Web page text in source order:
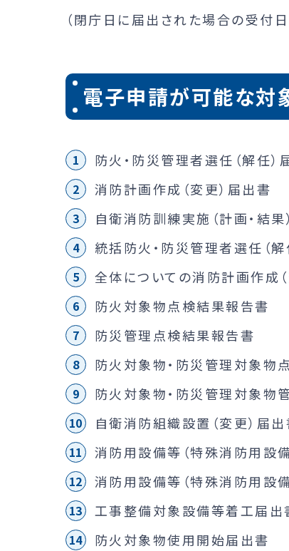
（閉庁日に届出された場合の受付
電子申請が可能な対
防火・防災管理者選任（解任）
消防計画作成（変更）届出書
自衛消防訓練実施（計画・結果
統括防火・防災管理者選任（解
全体についての消防計画作成
防火対象物点検結果報告書
防災管理点検結果報告書
防火対象物・防災管理対象物
防火対象物・防災管理対象物
自衛消防組織設置（変更）届出
消防用設備等（特殊消防用設
消防用設備等（特殊消防用設
工事整備対象設備等着工届出
防火対象物使用開始届出書